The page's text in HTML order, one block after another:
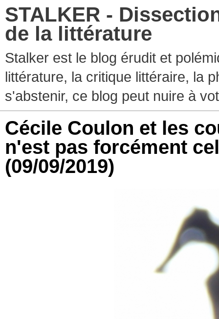
STALKER -
de la littérature
Stalker est le blog érudit et
littérature, la critique littéraire, la
s'abstenir, ce blog peut nuire à
Cécile Coulon et les
n'est pas forcément
(09/09/2019)